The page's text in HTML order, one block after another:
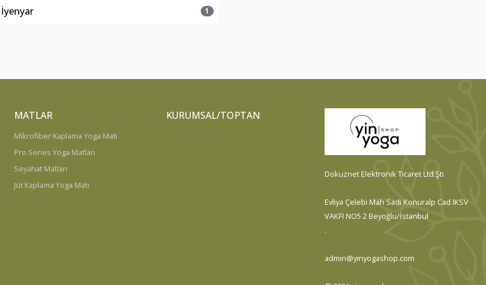
İyenyar 1
MATLAR
Mikrofiber Kaplama Yoga Matı
Pro Series Yoga Matları
Seyahat Matları
Jüt Kaplama Yoga Matı
KURUMSAL/TOPTAN
Dokuznet Elektronik Ticaret Ltd.Şti
Evliya Çelebi Mah Sadi Konuralp Cad IKSV
VAKFI NO5 2 Beyoğlu/İstanbul
.
admin@yinyogashop.com